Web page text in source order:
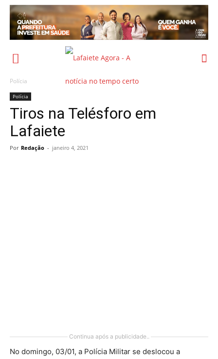
Polícia
Polícia
Tiros na Telésforo em
Lafaiete
Por Redação - janeiro 4, 2021
Continua após a publicidade..
No domingo, 03/01, a Polícia Militar se deslocou a